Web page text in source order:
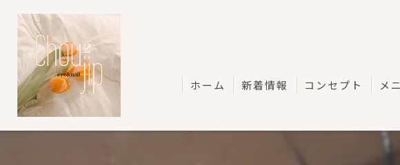
ホーム 新着情報 コンセプト メ